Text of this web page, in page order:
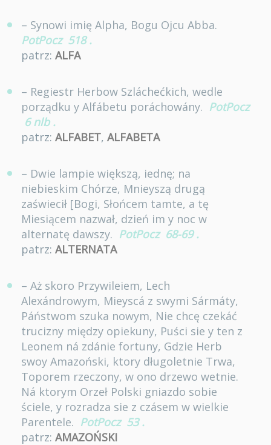
– Synowi imię Alpha, Bogu Ojcu Abba.
PotPocz 518 .
patrz: ALFA
– Regiestr Herbow Szláchećkich, wedle
porządku y Alfábetu poráchowány. PotPocz
6 nlb .
patrz: ALFABET, ALFABETA
– Dwie lampie większą, iednę; na
niebieskim Chórze, Mnieyszą drugą
zaświecił [Bogi, Słońcem tamte, a tę
Miesiącem nazwał, dzień im y noc w
alternatę dawszy. PotPocz 68-69 .
patrz: ALTERNATA
– Aż skoro Przywileiem, Lech
Alexándrowym, Mieyscá z swymi Sármáty,
Páństwom szuka nowym, Nie chcę czekáć
trucizny między opiekuny, Puści sie y ten z
Leonem ná zdánie fortuny, Gdzie Herb
swoy Amazoński, ktory długoletnie Trwa,
Toporem rzeczony, w ono drzewo wetnie.
Ná ktorym Orzeł Polski gniazdo sobie
ściele, y rozradza sie z czásem w wielkie
Parentele. PotPocz 53 .
patrz: AMAZOŃSKI